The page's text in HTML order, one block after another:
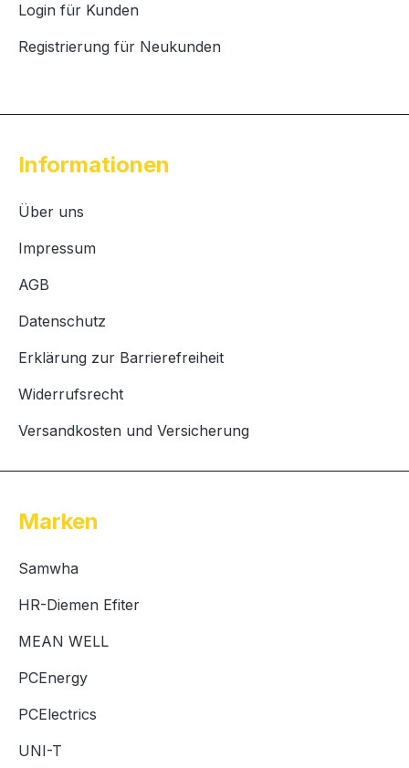
Login für Kunden
Registrierung für Neukunden
Informationen
Über uns
Impressum
AGB
Datenschutz
Erklärung zur Barrierefreiheit
Widerrufsrecht
Versandkosten und Versicherung
Marken
Samwha
HR-Diemen Efiter
MEAN WELL
PCEnergy
PCElectrics
UNI-T